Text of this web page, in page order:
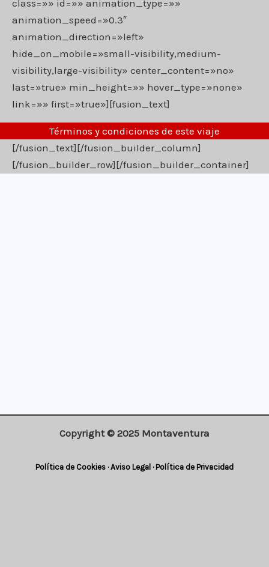
class=»» id=»» animation_type=»»
animation_speed=»0.3″
animation_direction=»left»
hide_on_mobile=»small-visibility,medium-
visibility,large-visibility» center_content=»no»
last=»true» min_height=»» hover_type=»none»
link=»» first=»true»][fusion_text]
Términos y condiciones de este viaje
[/fusion_text][/fusion_builder_column]
[/fusion_builder_row][/fusion_builder_container]
Copyright © 2025 Montaventura
Política de Cookies · Aviso Legal · Política de Privacidad